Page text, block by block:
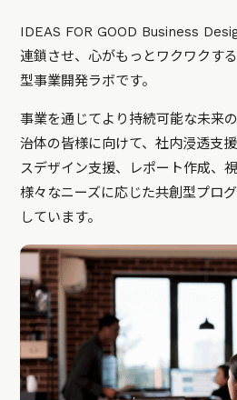
IDEAS FOR GOOD Business
連鎖させ、心がもっとワクワクす
型事業開発ラボです。
事業を通じてより持続可能な未来
治体の皆様に向けて、社内浸透支
スデザイン支援、レポート作成、
様々なニーズに応じた共創型プロ
しています。